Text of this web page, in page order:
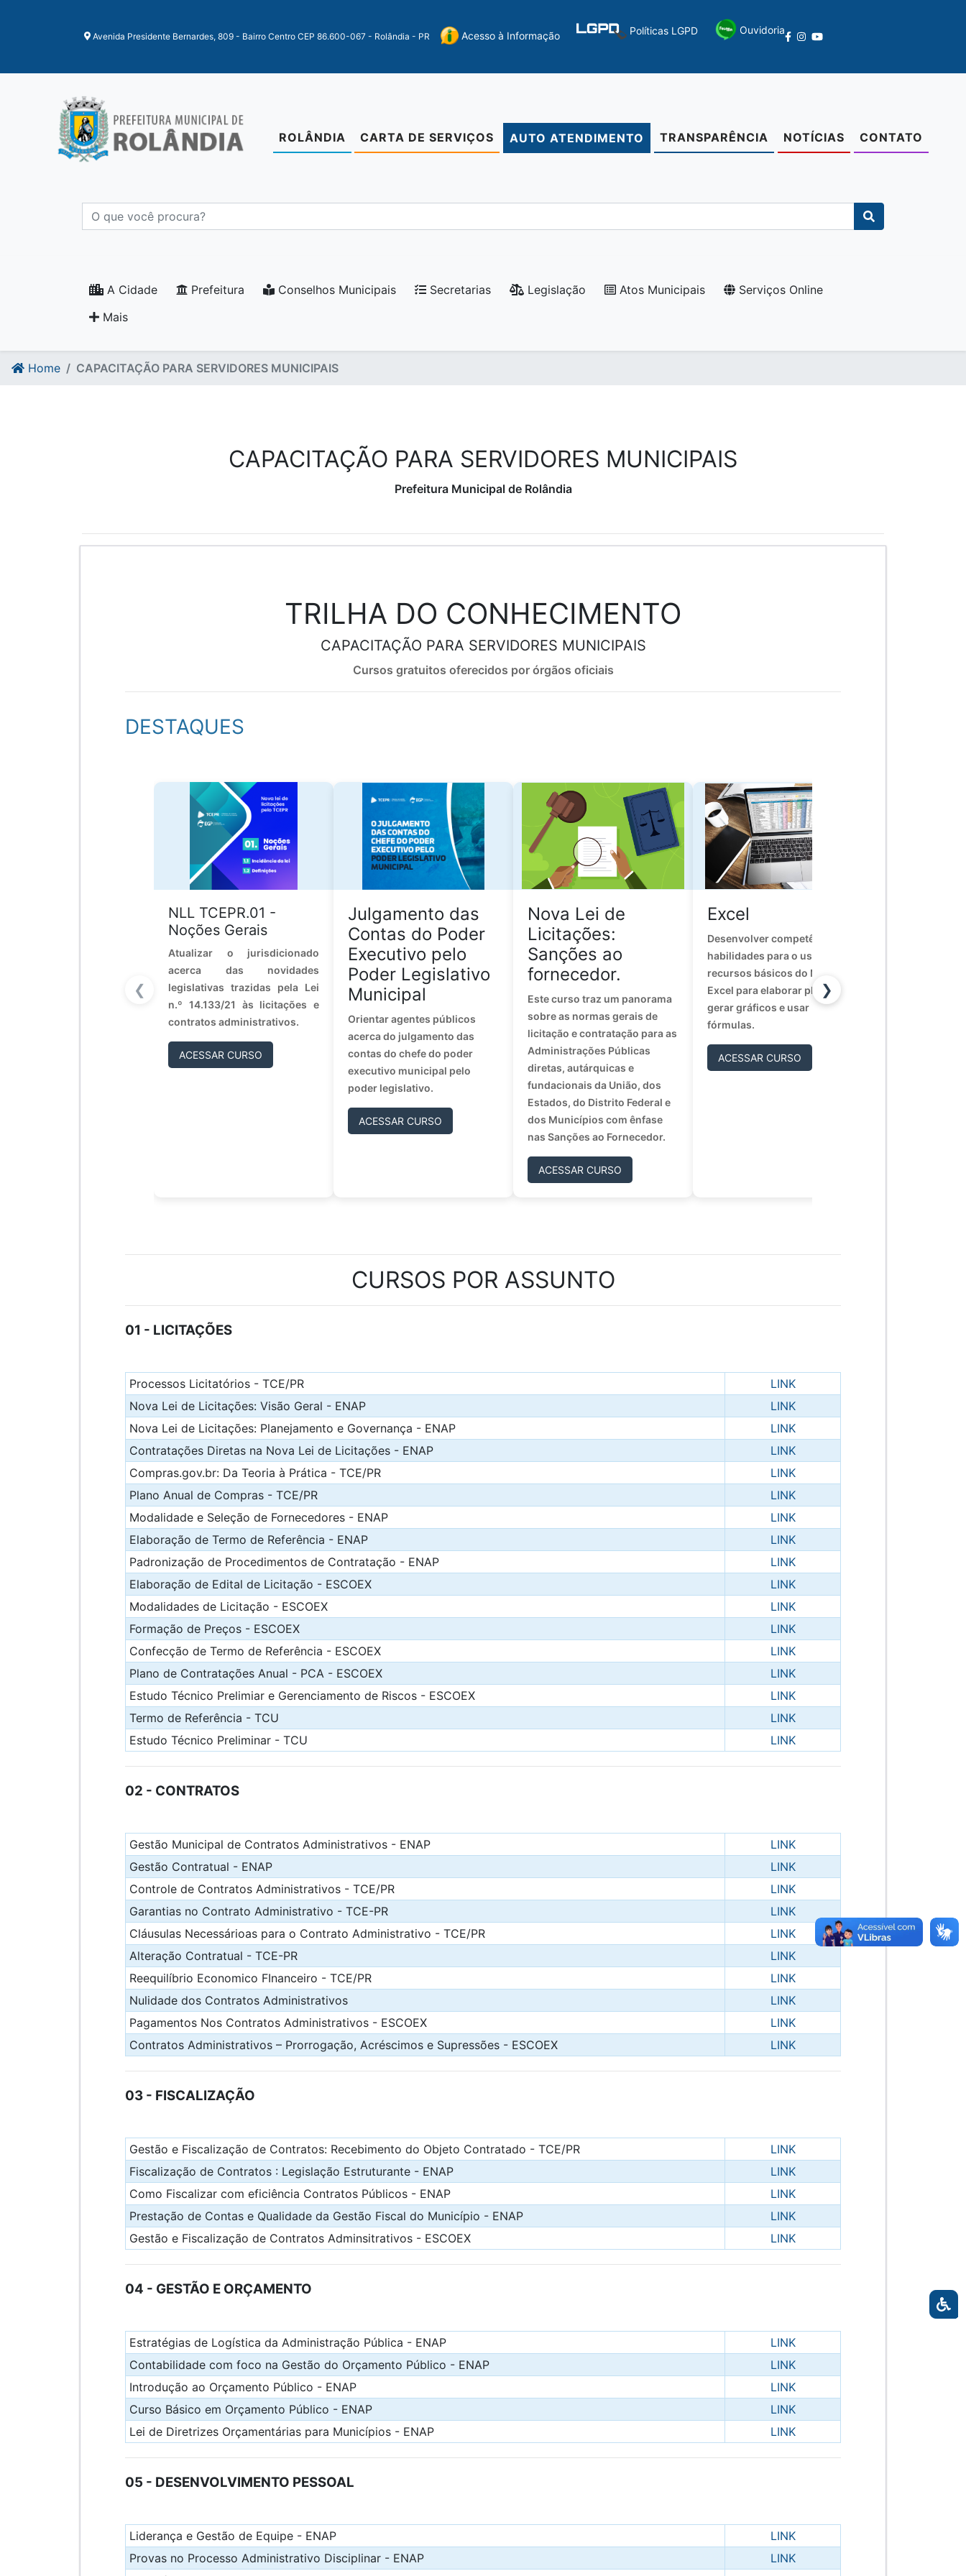
Avenida Presidente Bernardes, 809 - Bairro Centro CEP 86.600-067 - Rolândia - PR Acesso à Informação Políticas LGPD Ouvidoria
ROLÂNDIA CARTA DE SERVIÇOS AUTO ATENDIMENTO TRANSPARÊNCIA NOTÍCIAS CONTATO
A Cidade Prefeitura Conselhos Municipais Secretarias Legislação Atos Municipais
Serviços Online
Mais
Home CAPACITAÇÃO PARA SERVIDORES MUNICIPAIS
CAPACITAÇÃO PARA SERVIDORES MUNICIPAIS
Prefeitura Municipal de Rolândia
TRILHA DO CONHECIMENTO
CAPACITAÇÃO PARA SERVIDORES MUNICIPAIS
Cursos gratuitos oferecidos por órgãos oficiais
DESTAQUES
❮ ❯
NLL TCEPR.01 -
Noções Gerais
Atualizar o jurisdicionado
acerca das novidades
legislativas trazidas pela Lei
n.º 14.133/21 às licitações e
contratos administrativos.
ACESSAR CURSO
Julgamento das
Contas do Poder
Executivo pelo
Poder Legislativo
Municipal
Orientar agentes públicos
acerca do julgamento das
contas do chefe do poder
executivo municipal pelo
poder legislativo.
ACESSAR CURSO
Nova Lei de
Licitações:
Sanções ao
fornecedor.
Este curso traz um panorama
sobre as normas gerais de
licitação e contratação para as
Administrações Públicas
diretas, autárquicas e
fundacionais da União, dos
Estados, do Distrito Federal e
dos Municípios com ênfase
nas Sanções ao Fornecedor.
ACESSAR CURSO
Excel
Desenvolver competências e
habilidades para o uso dos
recursos básicos do Microsoft
Excel para elaborar planilhas,
gerar gráficos e usar
fórmulas.
ACESSAR CURSO
CURSOS POR ASSUNTO
01 - LICITAÇÕES
Processos Licitatórios - TCE/PR
LINK
Nova Lei de Licitações: Visão Geral - ENAP
LINK
Nova Lei de Licitações: Planejamento e Governança - ENAP
LINK
Contratações Diretas na Nova Lei de Licitações - ENAP
LINK
Compras.gov.br: Da Teoria à Prática - TCE/PR
LINK
Plano Anual de Compras - TCE/PR
LINK
Modalidade e Seleção de Fornecedores - ENAP
LINK
Elaboração de Termo de Referência - ENAP
LINK
Padronização de Procedimentos de Contratação - ENAP
LINK
Elaboração de Edital de Licitação - ESCOEX
LINK
Modalidades de Licitação - ESCOEX
LINK
Formação de Preços - ESCOEX
LINK
Confecção de Termo de Referência - ESCOEX
LINK
Plano de Contratações Anual - PCA - ESCOEX
LINK
Estudo Técnico Prelimiar e Gerenciamento de Riscos - ESCOEX
LINK
Termo de Referência - TCU
LINK
Estudo Técnico Preliminar - TCU
LINK
02 - CONTRATOS
Gestão Municipal de Contratos Administrativos - ENAP
LINK
Gestão Contratual - ENAP
LINK
Controle de Contratos Administrativos - TCE/PR
LINK
Garantias no Contrato Administrativo - TCE-PR
LINK
Cláusulas Necessárioas para o Contrato Administrativo - TCE/PR
LINK
Alteração Contratual - TCE-PR
LINK
Reequilíbrio Economico FInanceiro - TCE/PR
LINK
Nulidade dos Contratos Administrativos
LINK
Pagamentos Nos Contratos Administrativos - ESCOEX
LINK
Contratos Administrativos – Prorrogação, Acréscimos e Supressões - ESCOEX
LINK
03 - FISCALIZAÇÃO
Gestão e Fiscalização de Contratos: Recebimento do Objeto Contratado - TCE/PR
LINK
Fiscalização de Contratos : Legislação Estruturante - ENAP
LINK
Como Fiscalizar com eficiência Contratos Públicos - ENAP
LINK
Prestação de Contas e Qualidade da Gestão Fiscal do Município - ENAP
LINK
Gestão e Fiscalização de Contratos Adminsitrativos - ESCOEX
LINK
04 - GESTÃO E ORÇAMENTO
Estratégias de Logística da Administração Pública - ENAP
LINK
Contabilidade com foco na Gestão do Orçamento Público - ENAP
LINK
Introdução ao Orçamento Público - ENAP
LINK
Curso Básico em Orçamento Público - ENAP
LINK
Lei de Diretrizes Orçamentárias para Municípios - ENAP
LINK
05 - DESENVOLVIMENTO PESSOAL
Liderança e Gestão de Equipe - ENAP
LINK
Provas no Processo Administrativo Disciplinar - ENAP
LINK